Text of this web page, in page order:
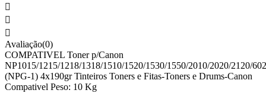



Avaliação(0)
COMPATIVEL Toner p/Canon
NP1015/1215/1218/1318/1510/1520/1530/1550/2010/2020/2120/
(NPG-1) 4x190gr Tinteiros Toners e Fitas-Toners e Drums-Canon
Compativel Peso: 10 Kg